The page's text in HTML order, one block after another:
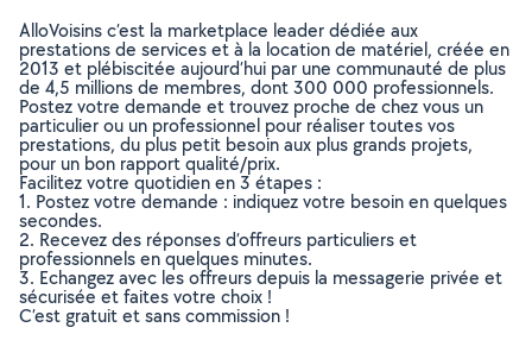
AlloVoisins c’est la marketplace leader dédiée aux
prestations de services et à la location de matériel, créée en
2013 et plébiscitée aujourd’hui par une communauté de plus
de 4,5 millions de membres, dont 300 000 professionnels.
Postez votre demande et trouvez proche de chez vous un
particulier ou un professionnel pour réaliser toutes vos
prestations, du plus petit besoin aux plus grands projets,
pour un bon rapport qualité/prix.
Facilitez votre quotidien en 3 étapes :
1. Postez votre demande : indiquez votre besoin en quelques
secondes.
2. Recevez des réponses d’offreurs particuliers et
professionnels en quelques minutes.
3. Echangez avec les offreurs depuis la messagerie privée et
sécurisée et faites votre choix !
C’est gratuit et sans commission !